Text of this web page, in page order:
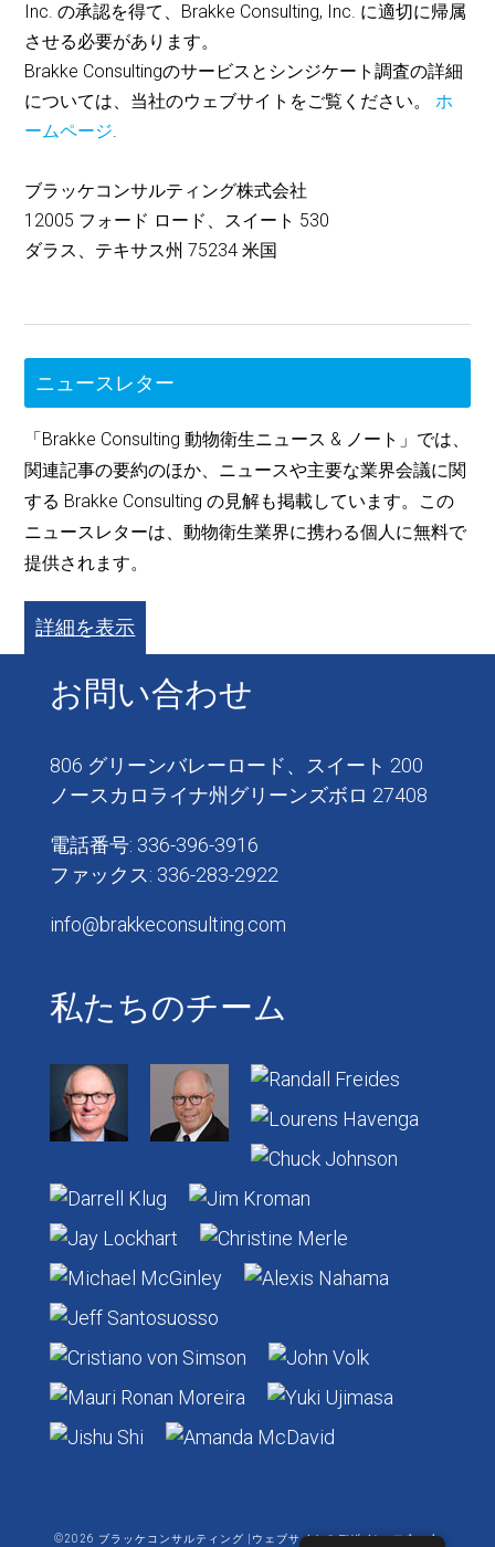
Inc. の承認を得て、Brakke Consulting, Inc. に適切に帰属
させる必要があります。
Brakke Consultingのサービスとシンジケート調査の詳細
については、当社のウェブサイトをご覧ください。ホ
ームページ.
ブラッケコンサルティング株式会社
12005 フォード ロード、スイート 530
ダラス、テキサス州 75234 米国
ニュースレター
「Brakke Consulting 動物衛生ニュース & ノート」では、
関連記事の要約のほか、ニュースや主要な業界会議に関
する Brakke Consulting の見解も掲載しています。この
ニュースレターは、動物衛生業界に携わる個人に無料で
提供されます。
詳細を表示
お問い合わせ
806 グリーンバレーロード、スイート 200
ノースカロライナ州グリーンズボロ 27408
電話番号: 336-396-3916
ファックス: 336-283-2922
info@brakkeconsulting.com
私たちのチーム
©2026 ブラッケコンサルティング |ウェブサイトのデザイン:エネット